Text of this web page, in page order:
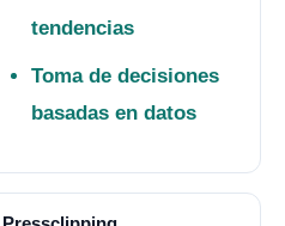
tendencias
Toma de decisiones
basadas en datos